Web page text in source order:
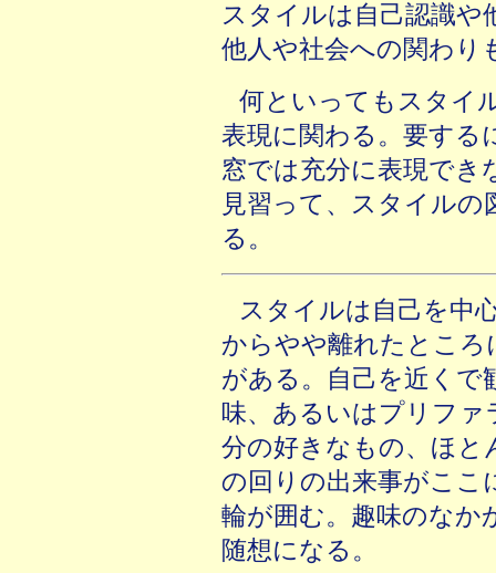
スタイルは自己認識や
他人や社会への関わり
何といってもスタイ
表現に関わる。要する
窓では充分に表現でき
見習って、スタイル
る。
スタイルは自己を中
からやや離れたとこ
がある。自己を近くで
味、あるいはプリフ
分の好きなもの、ほと
の回りの出来事がここ
輪が囲む。趣味のなか
随想になる。